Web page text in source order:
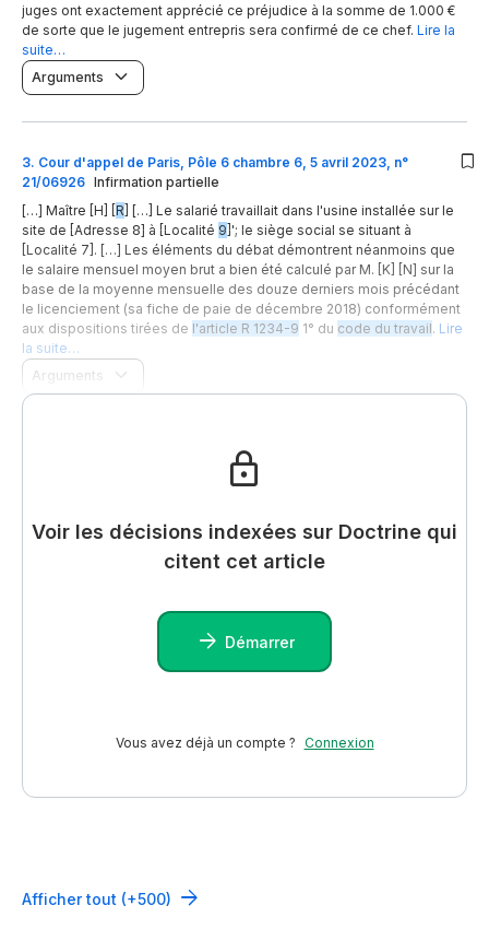
juges ont exactement apprécié ce préjudice à la somme de 1.000 €
de sorte que le jugement entrepris sera confirmé de ce chef. Lire la
suite…
Arguments
3. Cour d'appel de Paris, Pôle 6 chambre 6, 5 avril 2023, n°
21/06926 Infirmation partielle
[…] Maître [H] [ R ] […] Le salarié travaillait dans l'usine installée sur le
site de [Adresse 8] à [Localité 9 ]'; le siège social se situant à
[Localité 7]. […] Les éléments du débat démontrent néanmoins que
le salaire mensuel moyen brut a bien été calculé par M. [K] [N] sur la
base de la moyenne mensuelle des douze derniers mois précédant
le licenciement (sa fiche de paie de décembre 2018) conformément
aux dispositions tirées de l'article R 1234-9 1° du code du travail. Lire
la suite…
Arguments
Voir les décisions indexées sur Doctrine qui
citent cet article
Démarrer
Vous avez déjà un compte ? Connexion
Afficher tout (+500)